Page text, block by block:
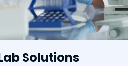
Solutions